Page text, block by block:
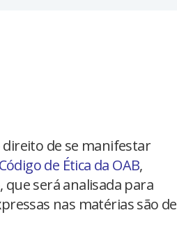
de se manifestar
Código de Ética da OAB,
será analisada para
nas matérias são de